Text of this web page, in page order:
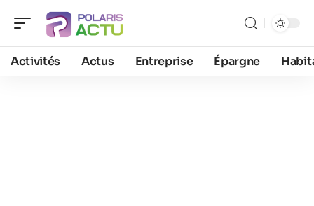
Activités Actus Entreprise Épargne